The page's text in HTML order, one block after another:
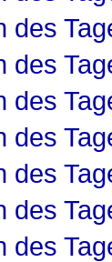
des
des
des
des
des
des
des